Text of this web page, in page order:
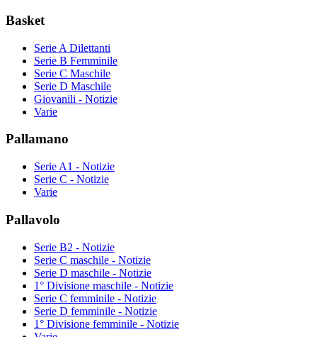
Basket
Serie A Dilettanti
Serie B Femminile
Serie C Maschile
Serie D Maschile
Giovanili - Notizie
Varie
Pallamano
Serie A1 - Notizie
Serie C - Notizie
Varie
Pallavolo
Serie B2 - Notizie
Serie C maschile - Notizie
Serie D maschile - Notizie
1° Divisione maschile - Notizie
Serie C femminile - Notizie
Serie D femminile - Notizie
1° Divisione femminile - Notizie